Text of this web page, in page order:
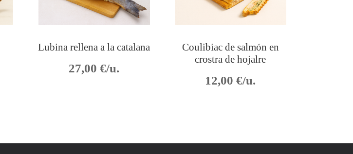
Lubina rellena a la catalana
27,00€/u.
Coulibiac de salmón en
crostra de hojalre
12,00€/u.